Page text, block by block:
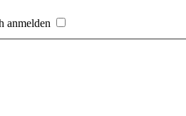
anmelden